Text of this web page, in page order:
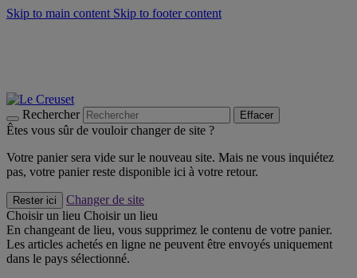
Skip to main content Skip to footer content
Rechercher Effacer
Êtes vous sûr de vouloir changer de site ?
Votre panier sera vide sur le nouveau site. Mais ne vous inquiétez
pas, votre panier reste disponible ici à votre retour.
Rester ici
Changer de site
Choisir un lieu Choisir un lieu
En changeant de lieu, vous supprimez le contenu de votre panier.
Les articles achetés en ligne ne peuvent être envoyés uniquement
dans le pays sélectionné.